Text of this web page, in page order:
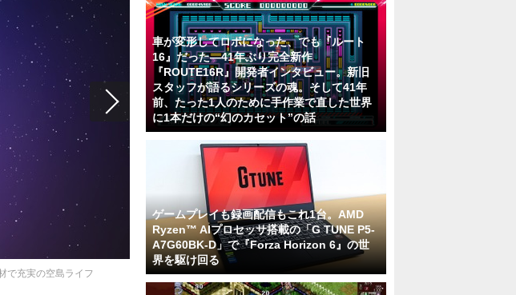
で充実の空島ライフ
車が変形してロボになった、でも『ルート
16』だった―41年ぶり完全新作
『ROUTE16R』開発者インタビュー。新旧
スタッフが語るシリーズの魂。そして41年
前、たった1人のために手作業で直した世界
に1本だけの“幻のカセット”の話
ゲームプレイも録画配信もこれ1台。AMD
Ryzen™ AIプロセッサ搭載の「G TUNE P5-
A7G60BK-D」で『Forza Horizon 6』の世
界を駆け回る